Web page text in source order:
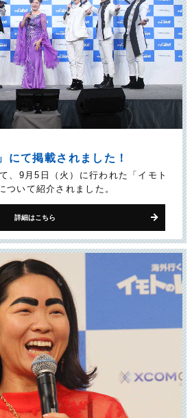
にて掲載されました！
、9月5日（火）に行われた「イモト
いて紹介されました。
詳細はこちら